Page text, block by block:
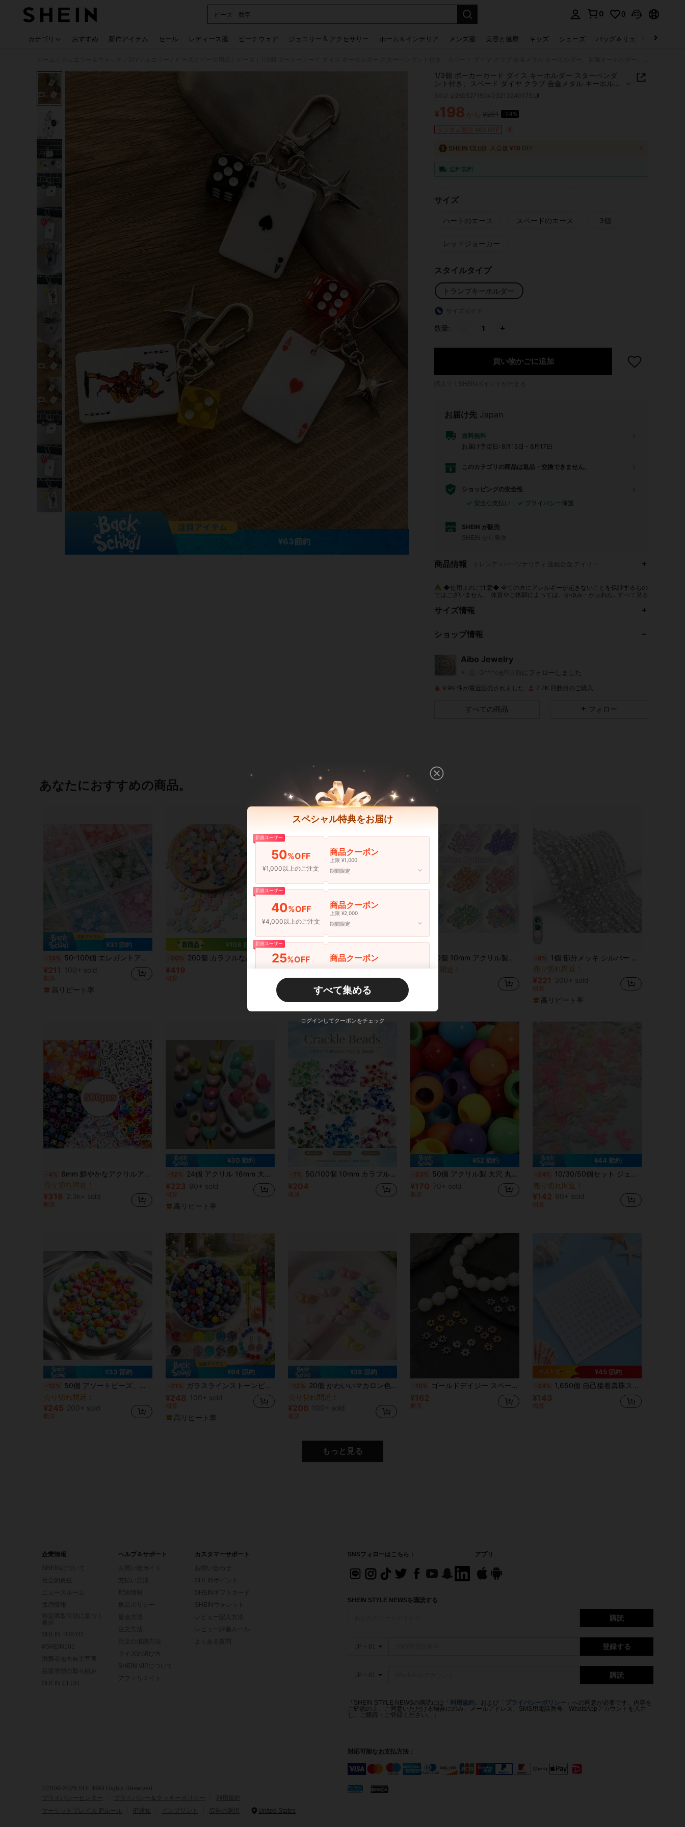
ビーズ 数字
0 0
カテゴリ おすすめ 新作アイテム セール レディース服 ビーチウェア ジュエリー & アクセサリー ホーム＆インテリア メンズ服 美容と健康 キッズ シューズ バッグ＆リュック
¥63節約
1/3個 ポーカーカード ダイス キーホルダー スターペンダ
ント付き、スペード ダイヤ クラブ 合金メタル キーホルダ
ー、装飾キーホルダー、バッグに掛けられる、カートゥー
ン数字テーマアクセサリー、車のキーホルダー、ペンダン
ト、携帯チェーン、車の吊り飾り、キーチェーン
PRICE AND AVAILABILITY
¥198 から -24%
ランダム割引 ¥63 OFF
入会後 ¥10 OFF
送料無料
サイズ
ハートのエース スペードのエース 3個
レッドジョーカー
スタイルタイプ
トランプキーホルダー
サイズガイド
数量:
買い物かごに追加
1
お届け先 Japan
送料無料
お届け予定日: 8月15日 - 8月17日
このカテゴリの商品は返品・交換できません。
ショッピングの安全性
安全な支払い
プライバシー保護
SHEIN が販売
SHEIN から発送
商品情報 トレンディパーソナリティ,亜鉛合金,デイリー
◆使用上のご注意◆ 全ての方にアレルギーが起きないことを保証するもの
ではございません。 体質やご体調によっては、かゆみ・かぶれが生じる場合
き、専門医にご相談ください。
すべて見る
サイズ情報
ショップ情報
Aibo Jewelry
4.90
1日前
4.90 15 349 フォロワー
9.9K 件が最近販売されました 2.7K 回数目のご購入
すべての商品 フォロー
あなたにおすすめの商品。
¥31 節約
-13% 50-100個 エレガントアクリルスタービーズセット、ゴールドホイル付き - 光沢とマット、マルチカラーのルーズビーズ、DIYジュエリー作り、ブレスレットとネックレスクラフト用品 - ビーズ細工とジュエリー製作キット
¥211 100+ sold
概算
高リピート率
¥108 節約
-20% 200個 カラフルな星型ビーズ、アクリル製カンディスモールビーズ、ブレスレットペンダント装飾用、大人向けジュエリー作り、ネックレス、携帯電話チャーム、クラフト装飾に適しています。
¥419
概算
-11% 18個 透明入りカラフル大穴スクエア型クエスチョンマーク・エクスクラメーションマーク穴あきアクリルビーズ スマホチェーン バッグチャーム 靴ひも DIYジュエリーアクセサリー 装飾ビーズ
¥465
概算
100個 10mm アクリル製マルチカラーマーメイドビーズ - イリデセントラウンドルーズビーズ DIYブレスレット、ネックレス&キーチェーンジュエリー作り、ハンドメイドデザインにインスピレーション
売り切れ間近！
-8% 1個 部分メッキ シルバー 多面カット アバカス クリスタル フラットビーズ 3/4/6/8mm、ファッション性の高い万能なハンドメイドDIYビーズ、ブレスレット、ネックレス、ジュエリー、スマートフォンチェーン、キーチェーンに最適なビーズ卸売
#3 ベストセラー
売り切れ間近！
#3 ベストセラー
売り切れ間近！
#3 ベストセラー
売り切れ間近！
#3 ベストセラー 祝日を ビーズ&ビーズ用品
¥221 300+ sold
概算
高リピート率
-4% 6mm 鮮やかなアクリルアルファベットビーズセット 500個 - 5色、スクエアレターパターン、DIYジュエリーや工芸に適しています - 携帯電話のチャームや創造的なデザインに最適
#3 ベストセラー
売り切れ間近！
#3 ベストセラー
売り切れ間近！
#3 ベストセラー
売り切れ間近！
#3 ベストセラー
売り切れ間近！
¥318 2.3k+ sold
概算
¥30 節約
-12% 24個 アクリル 16mm 大ハートビーズ、大穴ハートビーズ、ランダムミックスカラー、ソリッドカラー、DIYネックレス、ブレスレット、ペンダント、ビーズペン、その他のアクセサリー用
¥223 90+ sold
概算
高リピート率
-7% 50/100個 10mm カラフルクラックルアクリルビーズ、ユニークなひび割れテクスチャーのルーズビーズ、ジュエリー作り、DIYネックレス、ブレスレット、ピアスクラフト、キーチェーン作り用品、トートバッグ用バッグチャーム、クリエイティブなジュエリープロジェクトに最適
¥204
概算
¥52 節約
-23% 50個 アクリル製 大穴 丸型 無地ビーズ DIY ブレスレット ネックレス スマホチェーン ペンダント タッセル ドリームキャッチャー ジュエリーアクセサリー
¥170 70+ sold
概算
¥44 節約
-24% 10/30/50個セット ジェリーカラーリボンデコレーション、マルチカラーリボンデコレーションパーツ 穴付き、ハンドメイドビーズ、DIYクラフト用品
売り切れ間近！
¥142 90+ sold
概算
¥33 節約
-12% 50個 アソートビーズ、大穴ビーズ、ミックスカラー ストライプビーズ、ハート型ビーズ、クリエイティブ ハンドメイド DIY ビーズ付きフォンチェーン、バッグアクセサリー素材、樹脂ビーズ、水玉ビーズ、クラフト装飾ビーズ
売り切れ間近！
¥245 200+ sold
概算
¥64 節約
-21% ガラスラインストーンビーズ 20/50/100個入り - カラフルミックス、DIYアクセサリー、ブレスレット、ネックレス、キーホルダー、パーティーデコレーション、クレイペン、イヤリングフックなどマルチクラフトキット
¥248 100+ sold
概算
高リピート率
¥28 節約
-12% 20個 かわいいマカロン色アクリルエンジェルウィング、しわくちゃ表面クラフト、ペンビーズ、ハンドメイドブレスレット、キーチェーン、フォンストラップ、ジュエリー製作材料、DIYブレスレット製作、キーチェーンペンダント、フォンビーズチェーン、ハンドメイドビーズ材料、イヤリングアクセサリーに適しています
売り切れ間近！
¥206 100+ sold
概算
-15% ゴールドデイジー スペーサービーズセット、100個 小さな花 ジュエリー製作アクセサリー、ビーズブレスレットとネックレスに適しています
¥162
概算
¥45 節約
-24% 1,650個 自己接着真珠ステッカー、4サイズ、乳白色の真珠装飾ステッカー、ネイル、顔、体、髪、携帯電話、ステージメイクアップに適しています。サイズ: 0.12in/0.16in/0.20in/0.24in、装飾用真珠
¥143
概算
もっと見る
企業情報
SHEINについて
ニュースルーム
SHEIN TOKYO
#SHEIN101
消費者志向自主宣言
品質管理の取り組み
SHEIN CLUB
ヘルプ＆サポート
お買い物ガイド
支払い方法
返品ポリシー
サイズの選び方
SHEIN VIPについて
アフィリエイト
カスタマーサポート
お問い合わせ
SHEINポイント
SHEINギフトカード
SHEINウォレット
レビュー記入方法
レビュー評価ルール
よくある質問
SNSフォローはこちら： アプリ
SHEIN STYLE NEWSを購読する
購読
JP + 81 登録する
JP + 81 購読
「SHEIN STYLE NEWSの購読には「 利用規約 」および「 プライバシーポリシー 」への同意が必要です。内容を
ご確認の上、ご同意いただける場合にのみ、メールアドレス、SMS用電話番号、WhatsAppアカウントを入力
し、ご購読・ご登録ください。」
対応可能なお支払方法：
©2009-2026 SHEINAll Rights Reserved
プライバシーセンター
プライバシー＆クッキーポリシー
マーケットプレイス IPルール
広告の選択 United States
スペシャル特典をお届け
新規ユーザー
50%OFF
¥1,000以上のご注文
商品クーポン
上限 ¥1,000
期間限定
新規ユーザー
40%OFF
¥4,000以上のご注文
商品クーポン
上限 ¥2,000
期間限定
新規ユーザー
25%OFF 商品クーポン
新規ユーザー
30
¥9,000以上のご注文
商品クーポン
期間限定
すべて集める
ログインしてクーポンをチェック